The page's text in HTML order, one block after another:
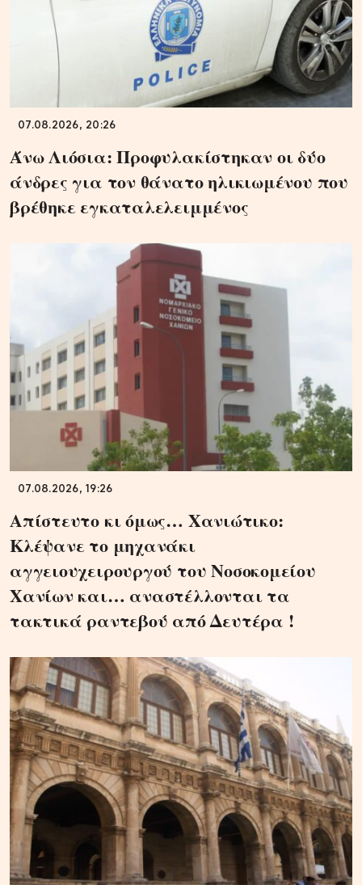
07.08.2026, 20:26
Άνω Λιόσια: Προφυλακίστηκαν οι δύο
άνδρες για τον θάνατο ηλικιωμένου που
βρέθηκε εγκαταλελειμμένος
07.08.2026, 19:26
Απίστευτο κι όμως… Χανιώτικο:
Κλέψανε το μηχανάκι
αγγειουχειρουργού του Νοσοκομείου
Χανίων και… αναστέλλονται τα
τακτικά ραντεβού από Δευτέρα !